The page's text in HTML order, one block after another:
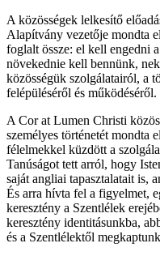
A közösségek lelkesítő
Alapítvány vezetője mondta
foglalt össze: el kell engedni
növekednie kell bennünk,
közösségük szolgálatairól, a
felépüléséről és működéséről.
A Cor at Lumen Christi
személyes történetét mondta
félelmekkel küzdött a
Tanúságot tett arról, hogy
saját angliai tapasztalatait is,
És arra hívta fel a figyelmet,
keresztény a Szentlélek
keresztény identitásunkba,
és a Szentlélektől